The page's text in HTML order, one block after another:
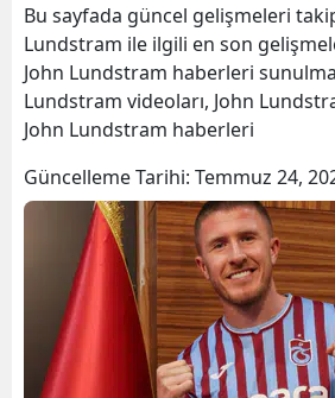
Bu sayfada güncel gelişmeleri
Lundstram ile ilgili en son
John Lundstram haberleri
Lundstram videoları, John
John Lundstram haberleri
Güncelleme Tarihi: Temmuz 24,